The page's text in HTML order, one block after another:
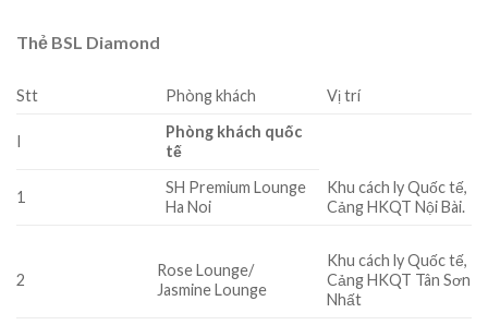
Thẻ BSL Diamond
Stt Phòng khách Vị trí
I
Phòng khách quốc
tế
1
SH Premium Lounge
Ha Noi
Khu cách ly Quốc tế,
Cảng HKQT Nội Bài.
2
Rose Lounge/
Jasmine Lounge
Khu cách ly Quốc tế,
Cảng HKQT Tân Sơn
Nhất